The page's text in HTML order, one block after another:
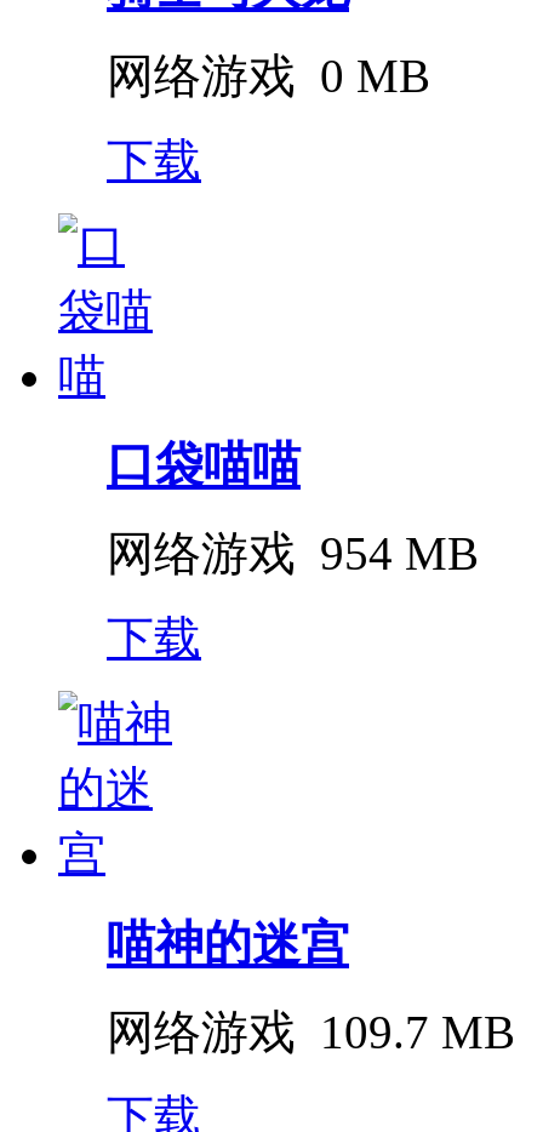
网络游戏 0 MB
下载
口袋喵喵
网络游戏 954 MB
下载
喵神的迷宫
网络游戏 109.7 MB
下载